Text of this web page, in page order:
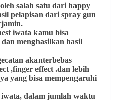
salah satu dari happy
pelapisan dari spray gun
iwata kamu bisa
menghasilkan hasil
akanterbebas
,finger effect .dan lebih
yang bisa mempengaruhi
iwata, dalam jumlah waktu